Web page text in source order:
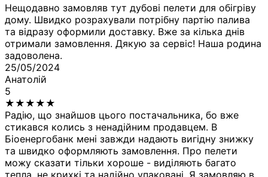
Нещодавно замовляв тут дубові пелети для обігріву
дому. Швидко розрахували потрібну партію палива
та відразу оформили доставку. Вже за кілька днів
отримали замовлення. Дякую за сервіс! Наша родина
задоволена.
25/05/2024
Анатолій
5
★ ★ ★ ★ ★
Радію, що знайшов цього постачальника, бо вже
стикався колись з ненадійним продавцем. В
Біоенергобанк мені завжди надають вигідну знижку
та швидко оформляють замовлення. Про пелети
можу сказати тільки хороше - виділяють багато